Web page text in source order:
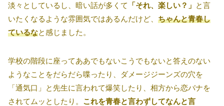
淡々としているし、暗い話が多くて 「それ、楽しい？」 と言
いたくなるような雰囲気ではあるんだけど、 ちゃんと青春し
ているなと感じました。
学校の階段に座ってああでもないこうでもないと答えのない
ようなことをだらだら喋ったり、ダメージジーンズの穴を
「通気口」と先生に言われて爆笑したり、相方から恋バナを
されてムッとしたり。 これを青春と言わずしてなんと言